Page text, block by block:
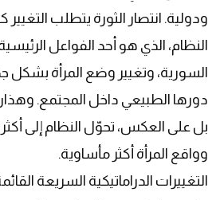
ودولية. انتصار الثورة يتطلب التغيير
النظام، الذي هو أحد الفواعل
السورية، وتغيير وضع المرأة بشكل
دورها الطبيعي داخل المجتمع.
بل على العكس، تحوّل النظام إلى
وواقع المرأة أكثر مأساوية.
التغييرات الدراماتيكية السريعة